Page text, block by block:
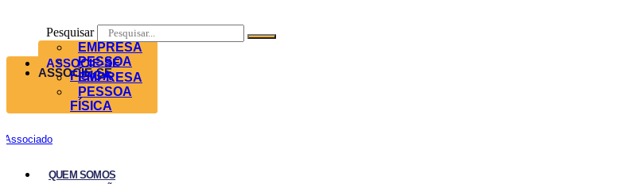
Pesquisar
ASSOCIE-SE
EMPRESA
PESSOA
FÍSICA
ASSOCIE-SE
EMPRESA
PESSOA
FÍSICA
Associado
QUEM SOMOS